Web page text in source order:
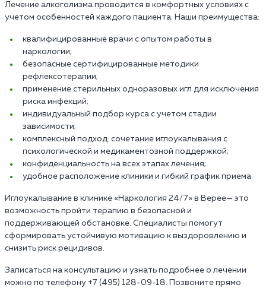
Лечение алкоголизма проводится в комфортных условиях с
учетом особенностей каждого пациента. Наши преимущества:
квалифицированные врачи с опытом работы в
наркологии;
безопасные сертифицированные методики
рефлексотерапии;
применение стерильных одноразовых игл для исключения
риска инфекций;
индивидуальный подбор курса с учетом стадии
зависимости;
комплексный подход: сочетание иглоукалывания с
психологической и медикаментозной поддержкой;
конфиденциальность на всех этапах лечения;
удобное расположение клиники и гибкий график приема.
Иглоукалывание в клинике «Наркология 24/7» в Верее— это
возможность пройти терапию в безопасной и
поддерживающей обстановке. Специалисты помогут
сформировать устойчивую мотивацию к выздоровлению и
снизить риск рецидивов.
Записаться на консультацию и узнать подробнее о лечении
можно по телефону +7 (495) 128-09-18. Позвоните прямо